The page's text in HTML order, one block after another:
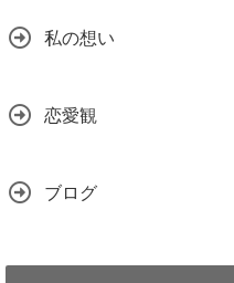
私の想い
恋愛観
ブログ